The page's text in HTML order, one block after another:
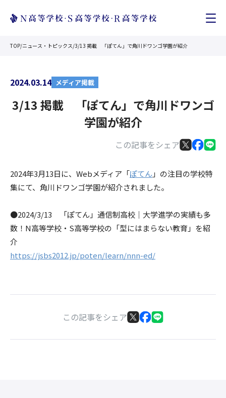
TOP/ニュース・トピックス/3/13 掲載 「ぽてん」で角川ドワンゴ学園が紹介
2024.03.14 メディア掲載
この記事をシェア
3/13 掲載 「ぽてん」で角川ドワンゴ
学園が紹介
2024年3月13日に、Webメディア「ぽてん」の注目の学校特
集にて、角川ドワンゴ学園が紹介されました。
●2024/3/13 「ぽてん」通信制高校｜大学進学の実績も多
数！N高等学校・S高等学校の「型にはまらない教育」を紹
介
https://jsbs2012.jp/poten/learn/nnn-ed/
この記事をシェア